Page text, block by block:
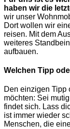
haben wir die
wir unser
Dort wollen wir
reisen. Mit dem
weiteres
aufbauen.
Welchen Tipp
Den einzigen Tipp
möchten: Sei
findet sich. Lass
ist immer wieder
Menschen, die